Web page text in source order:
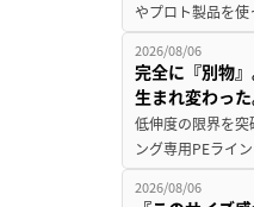
やプロト製品を
2026/08/06
完全に『別物
生まれ変わった
低伸度の限界を
ング専用PEライ
2026/08/06